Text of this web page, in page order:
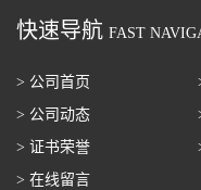
快速导航 FAST
> 公司首页
> 公司动态
> 证书荣誉
> 在线留言